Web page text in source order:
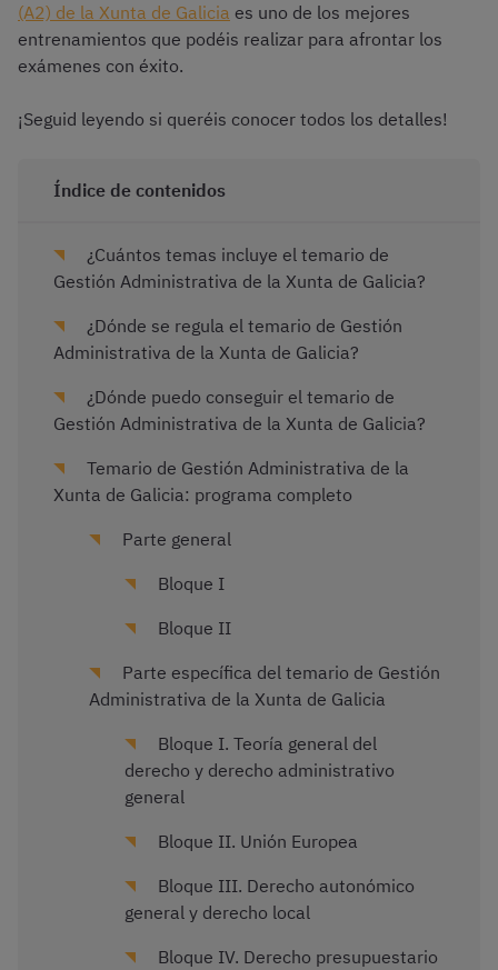
(A2) de la Xunta de Galicia es uno de los mejores
entrenamientos que podéis realizar para afrontar los
exámenes con éxito.
¡Seguid leyendo si queréis conocer todos los detalles!
Índice de contenidos
¿Cuántos temas incluye el temario de
Gestión Administrativa de la Xunta de Galicia?
¿Dónde se regula el temario de Gestión
Administrativa de la Xunta de Galicia?
¿Dónde puedo conseguir el temario de
Gestión Administrativa de la Xunta de Galicia?
Temario de Gestión Administrativa de la
Xunta de Galicia: programa completo
Parte general
Bloque I
Bloque II
Parte específica del temario de Gestión
Administrativa de la Xunta de Galicia
Bloque I. Teoría general del
derecho y derecho administrativo
general
Bloque II. Unión Europea
Bloque III. Derecho autonómico
general y derecho local
Bloque IV. Derecho presupuestario